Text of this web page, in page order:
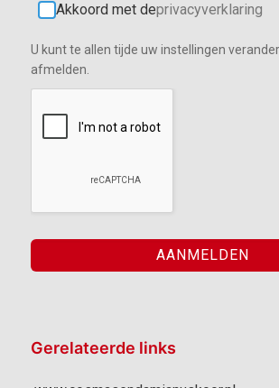
Akkoord met deprivacyverklaring
U kunt te allen tijde uw instellingen
afmelden.
Gerelateerde links